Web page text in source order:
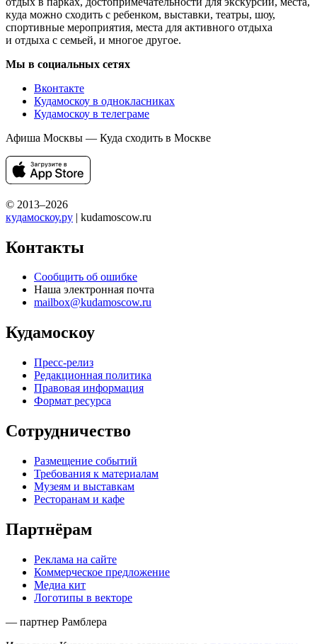
куда можно сходить с ребенком, выставки, театры, шоу,
спортивные мероприятия, места для активного отдыха
и отдыха с семьей, и многое другое.
Мы в социальных сетях
Вконтакте
Кудамоскоу в однокласниках
Кудамоскоу в телеграме
Афиша Москвы — Куда сходить в Москве
© 2013–2026
кудамоскоу.ру | kudamoscow.ru
Контакты
Сообщить об ошибке
Наша электронная почта
mailbox@kudamoscow.ru
Кудамоскоу
Пресс-релиз
Редакционная политика
Правовая информация
Формат ресурса
Сотрудничество
Размещение событий
Требования к материалам
Музеям и выставкам
Ресторанам и кафе
Партнёрам
Реклама на сайте
Коммерческое предложение
Медиа кит
Логотипы в векторе
— партнер Рамблера